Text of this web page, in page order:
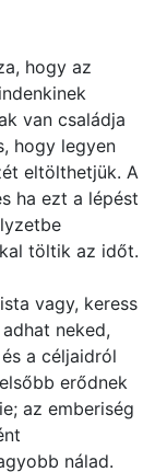
hogy az
van családja
hogy legyen
eltölthetjük. A
ha ezt a lépést
töltik az időt.
vagy, keress
neked,
a céljaidról
erődnek
az emberiség
nálad.